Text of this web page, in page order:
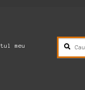
meu
Caută
după:
Caută